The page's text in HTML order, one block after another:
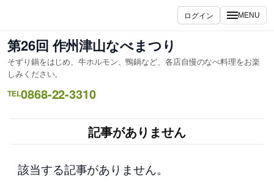
を
ス
キ
ッ
プ
ログイン MENU
第26回 作州津山なべまつり
そずり鍋をはじめ、牛ホルモン、鴨鍋など、各店自慢のなべ料理をお楽
しみください。
TEL0868-22-3310
記事がありません
該当する記事がありません。